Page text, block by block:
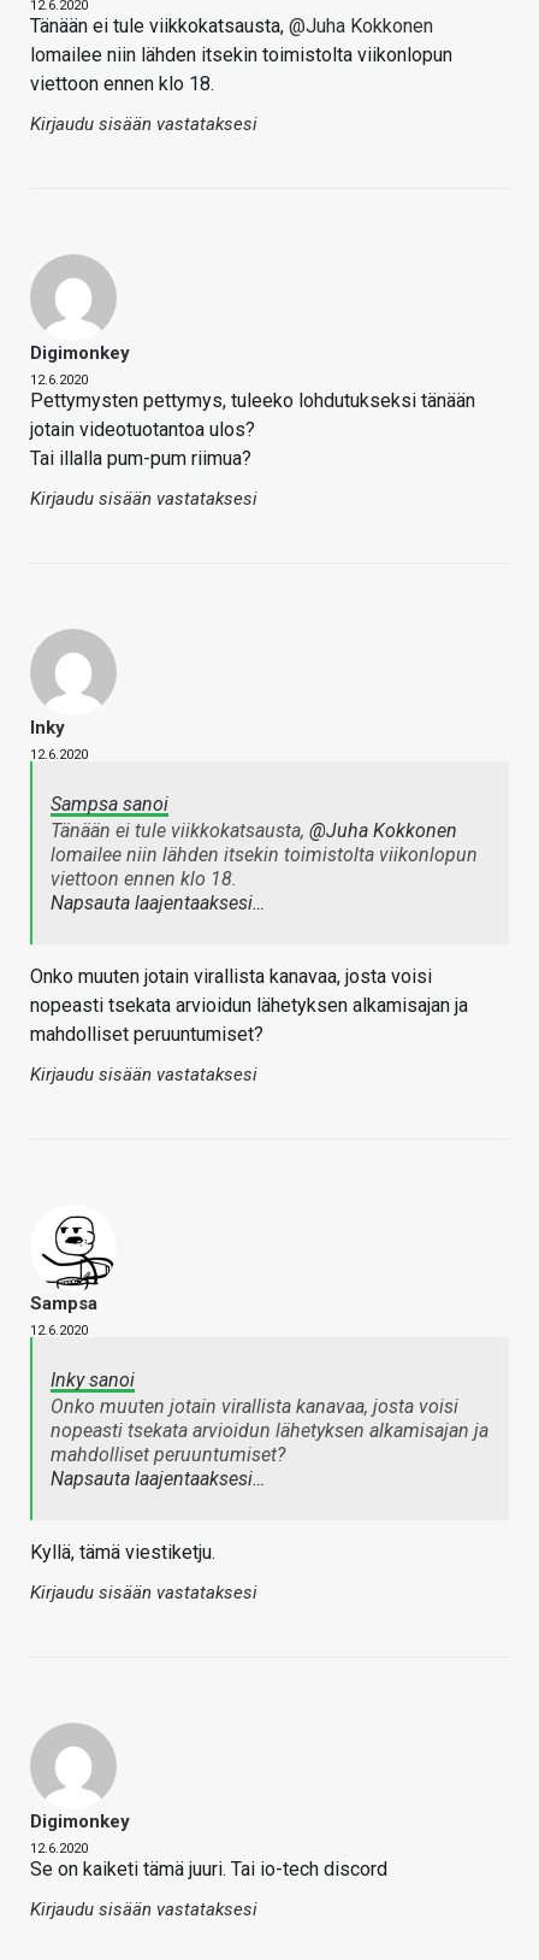
12.6.2020
Tänään ei tule viikkokatsausta, @Juha Kokkonen
lomailee niin lähden itsekin toimistolta viikonlopun
viettoon ennen klo 18.
Kirjaudu sisään vastataksesi
Digimonkey
12.6.2020
Pettymysten pettymys, tuleeko lohdutukseksi tänään
jotain videotuotantoa ulos?
Tai illalla pum-pum riimua?
Kirjaudu sisään vastataksesi
Inky
12.6.2020
Sampsa sanoi
Tänään ei tule viikkokatsausta, @Juha Kokkonen
lomailee niin lähden itsekin toimistolta viikonlopun
viettoon ennen klo 18.
Napsauta laajentaaksesi…
Onko muuten jotain virallista kanavaa, josta voisi
nopeasti tsekata arvioidun lähetyksen alkamisajan ja
mahdolliset peruuntumiset?
Kirjaudu sisään vastataksesi
Sampsa
12.6.2020
Inky sanoi
Onko muuten jotain virallista kanavaa, josta voisi
nopeasti tsekata arvioidun lähetyksen alkamisajan ja
mahdolliset peruuntumiset?
Napsauta laajentaaksesi…
Kyllä, tämä viestiketju.
Kirjaudu sisään vastataksesi
Digimonkey
12.6.2020
Se on kaiketi tämä juuri. Tai io-tech discord
Kirjaudu sisään vastataksesi